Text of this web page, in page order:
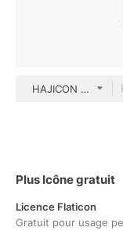
HAJICON
Plus Icône gratuit
Licence Flaticon
Gratuit pour usage